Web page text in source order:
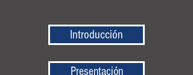
Introducción
Presentación